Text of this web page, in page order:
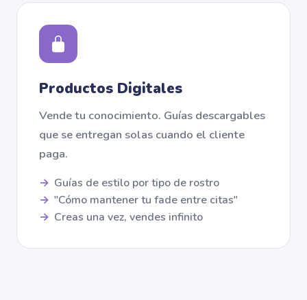
Productos Digitales
Vende tu conocimiento. Guías descargables
que se entregan solas cuando el cliente
paga.
Guías de estilo por tipo de rostro
"Cómo mantener tu fade entre citas"
Creas una vez, vendes infinito